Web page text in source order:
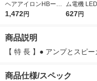
ヘアアイロンHBーHI
UDーP 00-5690 1個
1,472円
ム電機
イト
627円
商品説明
【 特 長 】● アンプとスピ
商品仕様/スペック